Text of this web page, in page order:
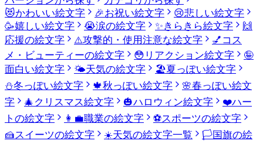
😻かわいい絵文字 🎉お祝い絵文字 😢悲しい絵文字
🥳嬉しい絵文字 😭涙の絵文字 ✨きらきら絵文字
🙌
応援の絵文字
⚠️攻撃的・使用注意な絵文字 💅 コス
メ・ビューティーの絵文字
😳 リアクション絵文字
🤪
面白い絵文字
🌤️天気の絵文字 🏖️夏っぽい絵文字
⛄冬っぽい絵文字 🍁秋っぽい絵文字 🌸春っぽい絵文
字
🎄 クリスマス絵文字 🎃ハロウィン絵文字 ❤️ハー
トの絵文字
👩‍💼職業の絵文字 ⚽スポーツの絵文字
🍰スイーツの絵文字 ☀️天気の絵文字一覧 🏳️国旗の絵